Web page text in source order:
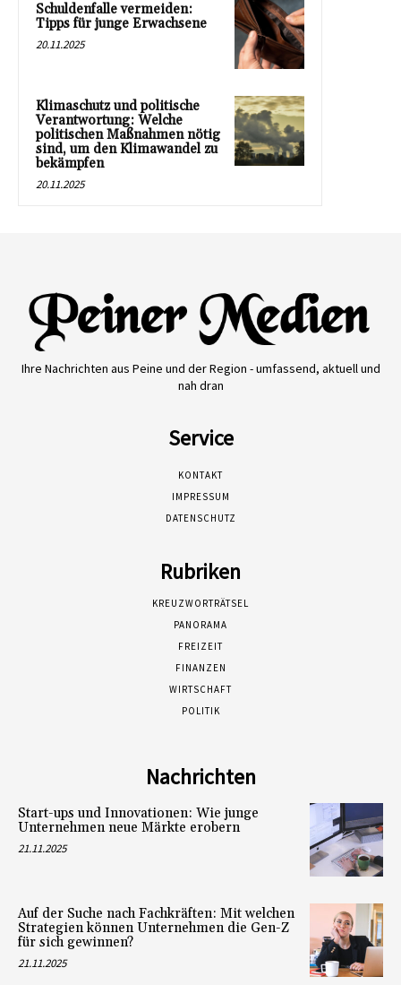
Schuldenfalle vermeiden:
Tipps für junge Erwachsene
20.11.2025
Klimaschutz und politische
Verantwortung: Welche
politischen Maßnahmen nötig
sind, um den Klimawandel zu
bekämpfen
20.11.2025
Ihre Nachrichten aus Peine und der Region - umfassend, aktuell und
nah dran
Service
KONTAKT
IMPRESSUM
DATENSCHUTZ
Rubriken
KREUZWORTRÄTSEL
PANORAMA
FREIZEIT
FINANZEN
WIRTSCHAFT
POLITIK
Nachrichten
Start-ups und Innovationen: Wie junge
Unternehmen neue Märkte erobern
21.11.2025
Auf der Suche nach Fachkräften: Mit welchen
Strategien können Unternehmen die Gen-Z
für sich gewinnen?
21.11.2025